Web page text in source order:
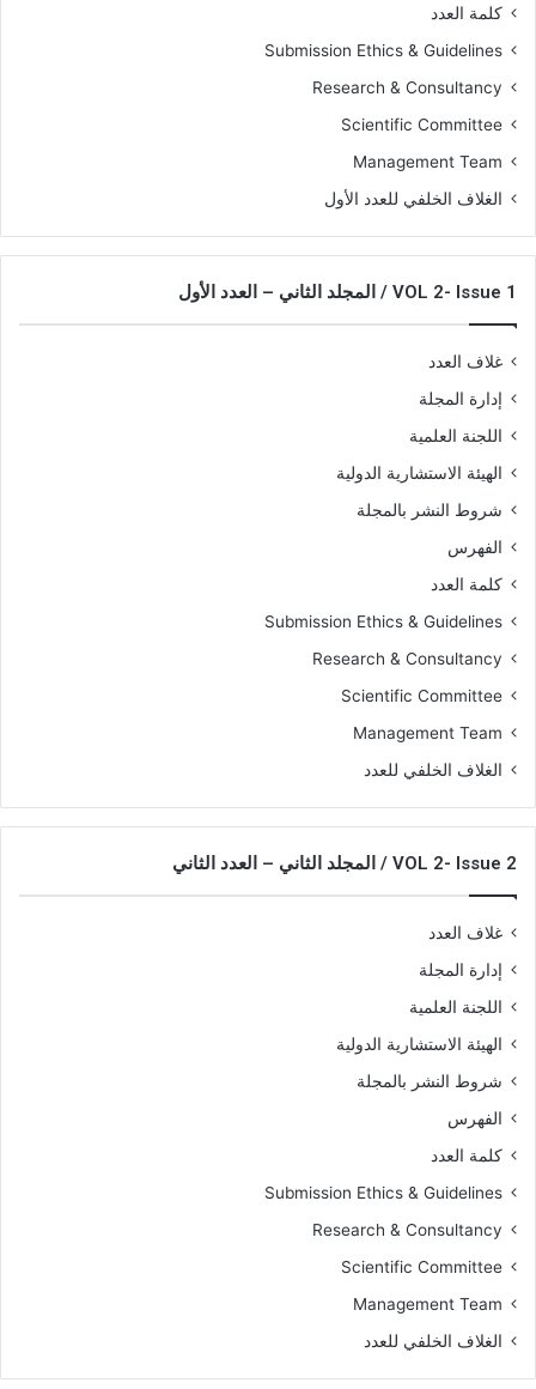
كلمة العدد
Submission Ethics & Guidelines
Research & Consultancy
Scientific Committee
Management Team
الغلاف الخلفي للعدد الأول
VOL 2- Issue 1 / المجلد الثاني – العدد الأول
غلاف العدد
إدارة المجلة
اللجنة العلمية
الهيئة الاستشارية الدولية
شروط النشر بالمجلة
الفهرس
كلمة العدد
Submission Ethics & Guidelines
Research & Consultancy
Scientific Committee
Management Team
الغلاف الخلفي للعدد
VOL 2- Issue 2 / المجلد الثاني – العدد الثاني
غلاف العدد
إدارة المجلة
اللجنة العلمية
الهيئة الاستشارية الدولية
شروط النشر بالمجلة
الفهرس
كلمة العدد
Submission Ethics & Guidelines
Research & Consultancy
Scientific Committee
Management Team
الغلاف الخلفي للعدد